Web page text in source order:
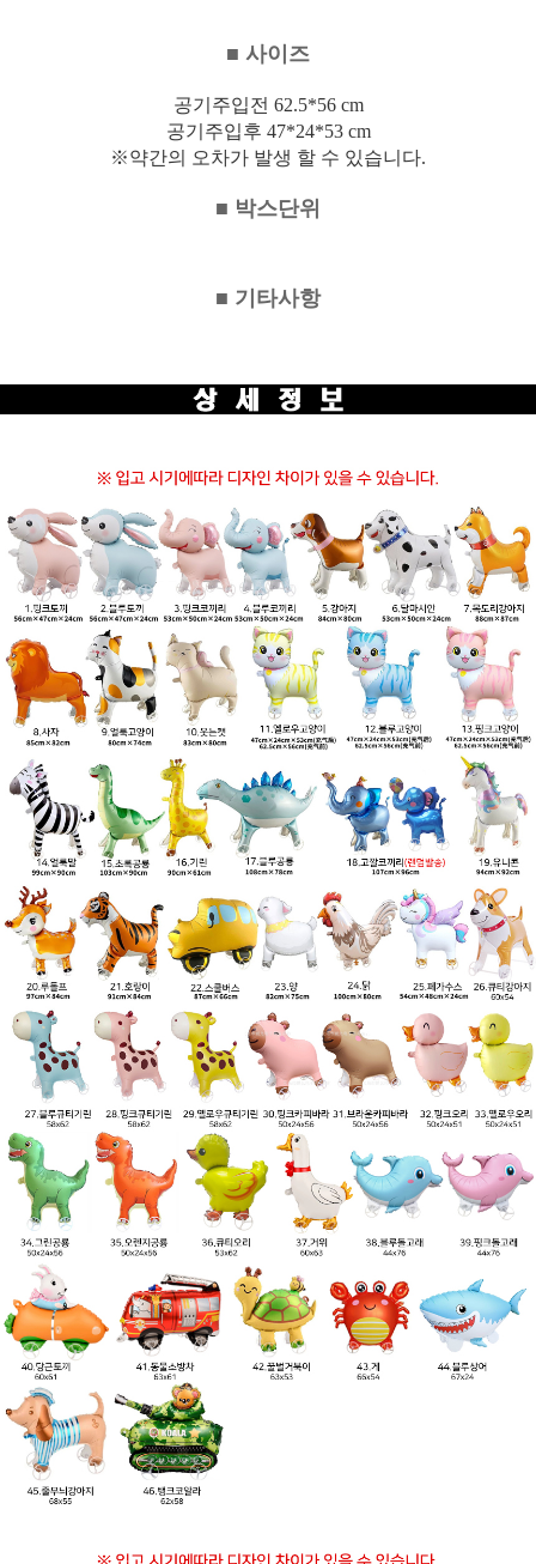
■ 사이즈
공기주입전 62.5*56 cm
공기주입후 47*24*53 cm
※약간의 오차가 발생 할 수 있습니다.
■ 박스단위
■ 기타사항